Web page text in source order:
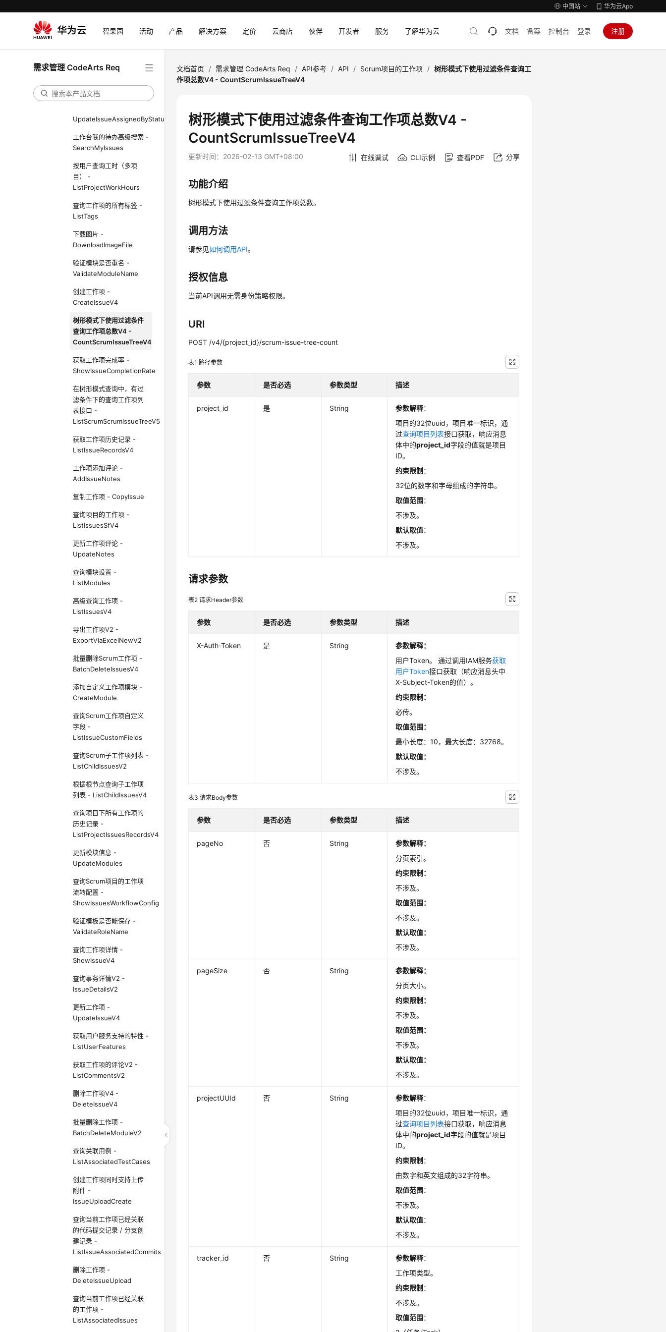
中国站 华为云App
智果园 活动 产品 解决方案 定价 云商店 伙伴 开发者 服务 了解华为云 文档 备案 控制台 登录 注册
需求管理 CodeArts Req
高级查询我的待办工作项 -
CreateProjectTemplate
获取指定工作项停留时间 -
修改工作项状态时联动修
UpdateIssueAssignedByStatus
工作台我的待办高级搜索 -
SearchMyIssues
按用户查询工时（多项
目） -
ListProjectWorkHours
查询工作项的所有标签 -
ListTags
下载图片 -
DownloadImageFile
验证模块是否重名 -
ValidateModuleName
创建工作项 -
CreateIssueV4
树形模式下使用过滤条件
查询工作项总数V4 -
CountScrumIssueTreeV4
获取工作项完成率 -
ShowIssueCompletionRate
在树形模式查询中，有过
滤条件下的查询工作项列
表接口 -
ListScrumScrumIssueTreeV5
获取工作项历史记录 -
ListIssueRecordsV4
工作项添加评论 -
AddIssueNotes
复制工作项 - CopyIssue
查询项目的工作项 -
ListIssuesSfV4
更新工作项评论 -
UpdateNotes
查询模块设置 -
ListModules
高级查询工作项 -
ListIssuesV4
导出工作项V2 -
ExportViaExcelNewV2
批量删除Scrum工作项 -
BatchDeleteIssuesV4
添加自定义工作项模块 -
CreateModule
查询Scrum工作项自定义
字段 -
ListIssueCustomFields
查询Scrum子工作项列表 -
ListChildIssuesV2
根据根节点查询子工作项
列表 - ListChildIssuesV4
查询项目下所有工作项的
历史记录 -
ListProjectIssuesRecordsV4
更新模块信息 -
UpdateModules
查询Scrum项目的工作项
流转配置 -
ShowIssuesWorkflowConfig
验证模板是否能保存 -
ValidateRoleName
查询工作项详情 -
ShowIssueV4
查询事务详情V2 -
IssueDetailsV2
更新工作项 -
UpdateIssueV4
获取用户服务支持的特性 -
ListUserFeatures
获取工作项的评论V2 -
ListCommentsV2
删除工作项V4 -
DeleteIssueV4
批量删除工作项 -
BatchDeleteModuleV2
查询关联用例 -
ListAssociatedTestCases
创建工作项同时支持上传
附件 -
IssueUploadCreate
查询当前工作项已经关联
的代码提交记录 / 分支创
建记录 -
ListIssueAssociatedCommits
删除工作项 -
DeleteIssueUpload
查询当前工作项已经关联
的工作项 -
ListAssociatedIssues
文档首页 / 需求管理 CodeArts Req / API参考 / API / Scrum项目的工作项 / 树形模式下使用过滤条件查询工
作项总数V4 - CountScrumIssueTreeV4
树形模式下使用过滤条件查询工作项总数V4 -
CountScrumIssueTreeV4
更新时间： 2026-02-13 GMT+08:00 在线调试 CLI示例 查看PDF 分享
功能介绍
树形模式下使用过滤条件查询工作项总数。
调用方法
请参见如何调用API。
授权信息
当前API调用无需身份策略权限。
URI
POST /v4/{project_id}/scrum-issue-tree-count
表1路径参数
参数 是否必选 参数类型 描述
project_id 是 String 参数解释：
项目的32位uuid，项目唯一标识，通
过查询项目列表接口获取，响应消息
体中的project_id字段的值就是项目
ID。
约束限制 ：
32位的数字和字母组成的字符串。
取值范围：
不涉及。
默认取值：
不涉及。
请求参数
表2请求Header参数
参数 是否必选 参数类型 描述
X-Auth-Token 是 String
参数解释：
用户Token。 通过调用IAM服务获取
用户Token接口获取（响应消息头中
X-Subject-Token的值）。
约束限制：
必传。
取值范围：
最小长度：10，最大长度：32768。
默认取值：
不涉及。
表3请求Body参数
参数 是否必选 参数类型 描述
pageNo 否 String
参数解释：
分页索引。
约束限制：
不涉及。
取值范围：
不涉及。
默认取值：
不涉及。
pageSize 否 String
参数解释：
分页大小。
约束限制：
不涉及。
取值范围：
不涉及。
默认取值：
不涉及。
projectUUId 否 String 参数解释：
项目的32位uuid，项目唯一标识，通
过查询项目列表接口获取，响应消息
体中的project_id字段的值就是项目
ID。
约束限制 ：
由数字和英文组成的32字符串。
取值范围：
不涉及。
默认取值：
不涉及。
tracker_id 否 String 参数解释：
工作项类型。
约束限制 ：
不涉及。
取值范围：